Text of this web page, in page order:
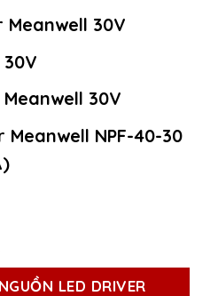
30V
30V
Meanwell NPF-40-30
LED DRIVER